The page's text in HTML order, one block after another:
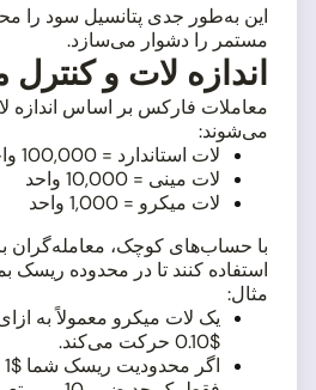
این به‌طور جدی پتانسیل سود را
مستمر را دشوار می‌سازد.
اندازه لات و
معاملات فارکس بر اساس اندازه
می‌شوند:
لات استاندارد = 100,000 واحد ارزی
لات مینی = 10,000 واحد
لات میکرو = 1,000 واحد
با حساب‌های کوچک، معامله‌گران
استفاده کنند تا در محدوده ریسک
مثال:
یک لات میکرو معمولاً به
$0.10 حرکت می‌کند.